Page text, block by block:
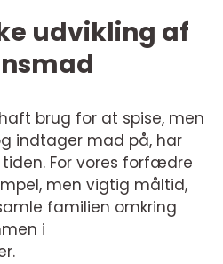
udvikling af
brug for at spise, men
indtager mad på, har
For vores forfædre
men vigtig måltid,
familien omkring
i